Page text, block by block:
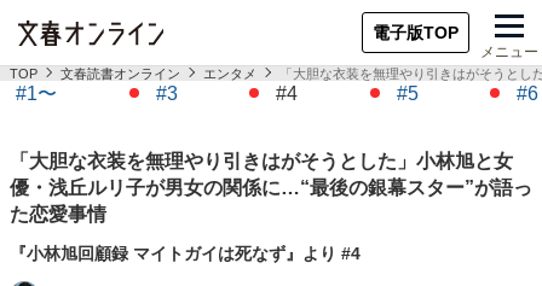
電子版TOP
メニュー
TOP 文春読書オンライン エンタメ 「大胆な衣装を無理やり引きはがそうと
#1〜 #3 #4 #5 #6
「大胆な衣装を無理やり引きはがそうとした」小林旭と女
優・浅丘ルリ子が男女の関係に…“最後の銀幕スター”が語っ
た恋愛事情
『小林旭回顧録 マイトガイは死なず』より #4